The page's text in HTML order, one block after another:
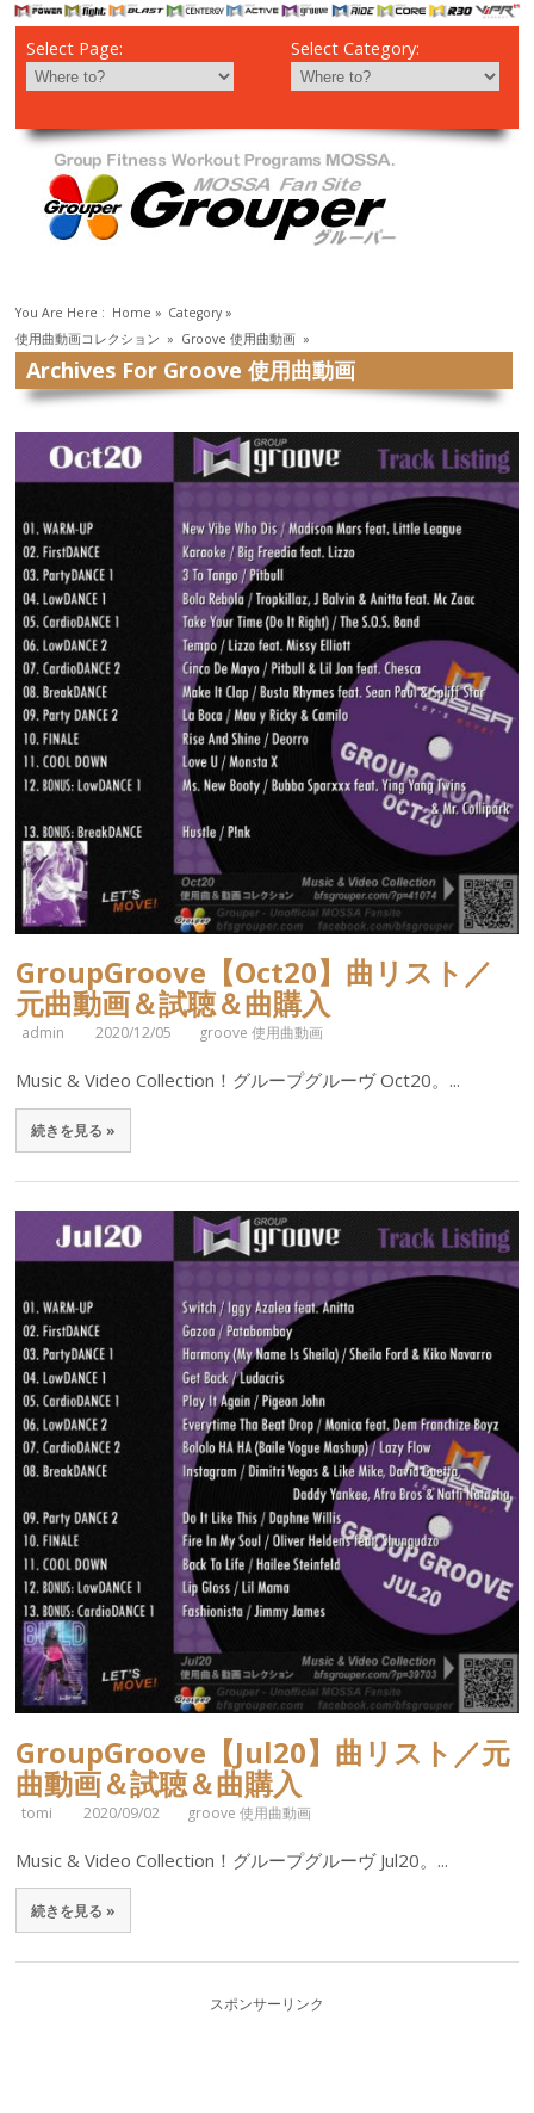
Select Page: Select Category:
You Are Here : Home » Category »
使用曲動画コレクション » Groove 使用曲動画 »
Archives For Groove 使用曲動画
GroupGroove【Oct20】曲リスト／
元曲動画＆試聴＆曲購入
admin 2020/12/05 groove 使用曲動画
Music & Video Collection！グループグルーヴ Oct20。...
続きを見る »
GroupGroove【Jul20】曲リスト／元
曲動画＆試聴＆曲購入
tomi 2020/09/02 groove 使用曲動画
Music & Video Collection！グループグルーヴ Jul20。...
続きを見る »
スポンサーリンク